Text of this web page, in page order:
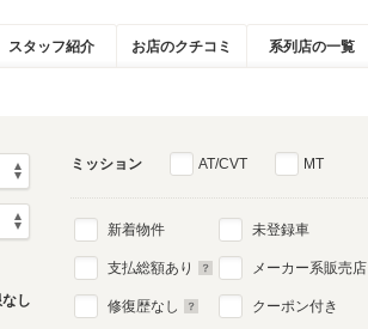
スタッフ紹介 お店のクチコミ 系列店の一覧
し
ミッション AT/CVT MT
新着物件
支払総額あり
修復歴なし
未登録車
メーカー系販売店
クーポン付き